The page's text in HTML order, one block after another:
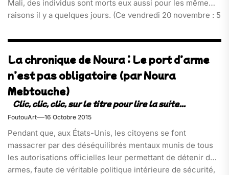
Mali, des individus sont morts eux aussi pour les même
raisons il y a quelques jours. (Ce vendredi 20 novembre : 5
La chronique de Noura : Le port d’arme
n’est pas obligatoire (par Noura
Mebtouche)
FoutouArt 16 Octobre 2015
Pendant que, aux États-Unis, les citoyens se font
massacrer par des déséquilibrés mentaux munis de tous
les autorisations officielles leur permettant de détenir des
armes, faute de véritable politique intérieure de sécurité,